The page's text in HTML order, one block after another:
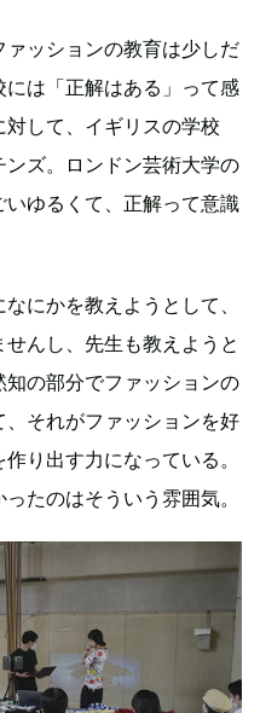
ァッションの教育は少しだ
は「正解はある」って感
して、イギリスの学校
ンズ。ロンドン芸術大学の
ゆるくて、正解って意識
にかを教えようとして、
んし、先生も教えようと
の部分でファッションの
それがファッションを好
り出す力になっている。
たのはそういう雰囲気。